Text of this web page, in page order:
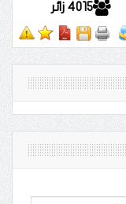
4015 زائر